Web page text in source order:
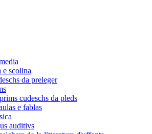
e scolina
da preleger
cudeschs da pleds
e fablas
auditivs